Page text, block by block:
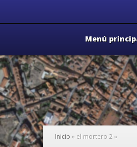
Menú
Inicio » el mortero 2»